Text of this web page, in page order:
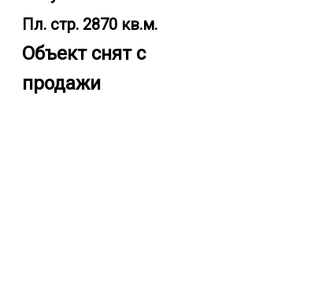
Пл. стр. 2870 кв.м.
Объект снят с
продажи